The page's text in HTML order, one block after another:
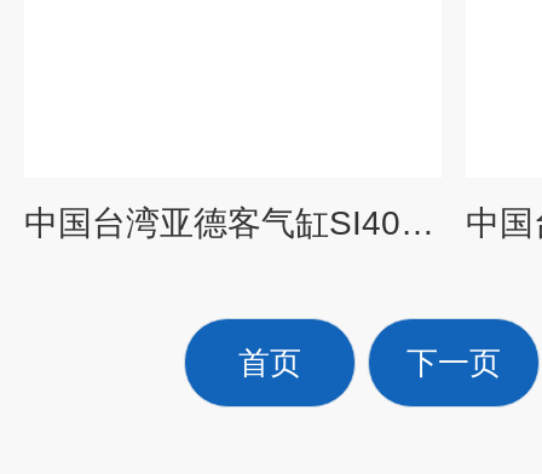
中国台湾亚德客气缸SI40*150-S能源效率比较
首页 下一页